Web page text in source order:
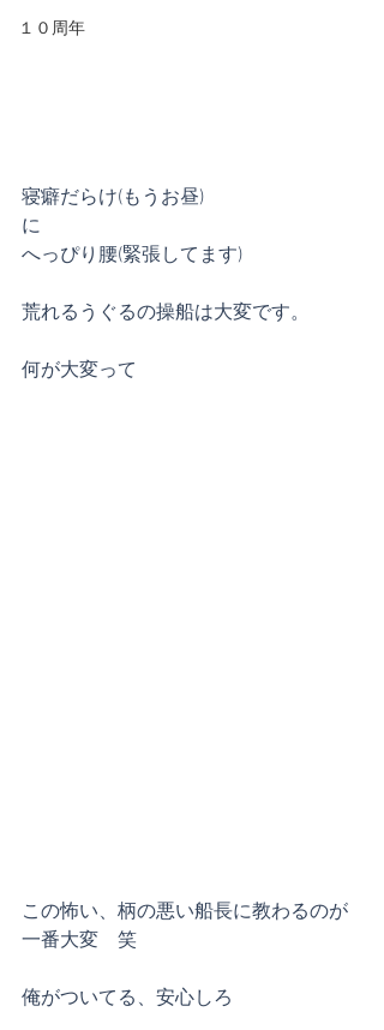
１０周年
寝癖だらけ(もうお昼)
に
へっぴり腰(緊張してます)
荒れるうぐるの操船は大変です。
何が大変って
この怖い、柄の悪い船長に教わるのが
一番大変　笑
俺がついてる、安心しろ